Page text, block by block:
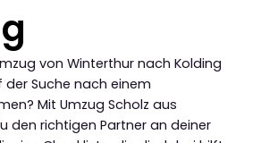
von Winterthur nach Kolding
Suche nach einem
Mit Umzug Scholz aus
den richtigen Partner an deiner